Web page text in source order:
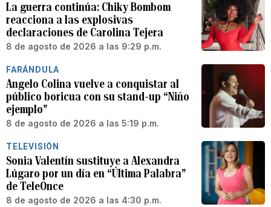
La guerra continúa: Chiky Bombom
reacciona a las explosivas
declaraciones de Carolina Tejera
8 de agosto de 2026 a las 9:29 p.m.
FARÁNDULA
Angelo Colina vuelve a conquistar al
público boricua con su stand-up “Niño
ejemplo”
8 de agosto de 2026 a las 5:19 p.m.
TELEVISIÓN
Sonia Valentín sustituye a Alexandra
Lúgaro por un día en “Última Palabra”
de TeleOnce
8 de agosto de 2026 a las 4:30 p.m.